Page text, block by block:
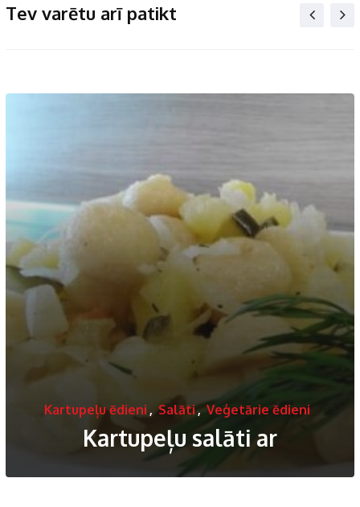
Tev varētu arī patikt
Kartupeļu ēdieni , Salāti , Veģetārie ēdieni
Kartupeļu salāti ar